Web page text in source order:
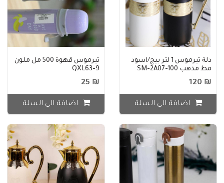
دلة تيرموس 1 لتر بيج/اسود
مط مذهب SM-2A07-100
₪ 120
اضافة الي السلة
تيرموس قهوة 500 مل ملون
QXL63-9
₪ 25
اضافة الي السلة